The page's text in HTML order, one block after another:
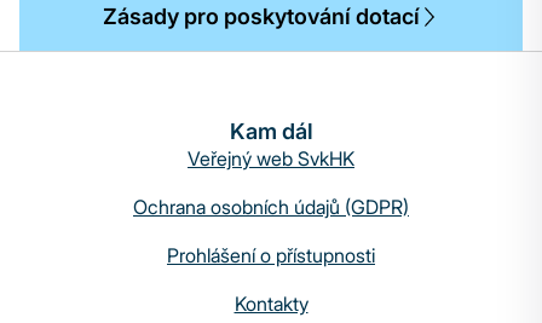
Zásady pro poskytování dotací
Kam dál
Veřejný web SvkHK
Ochrana osobních údajů (GDPR)
Prohlášení o přístupnosti
Kontakty